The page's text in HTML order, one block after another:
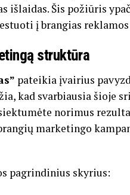
išlaidas. Šis požiūris
į brangias
struktūra
pateikia įvairius
kad svarbiausia šioje
norimus
marketingo
pagrindinius skyrius: